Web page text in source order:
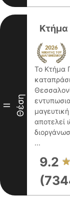
II Θέση
Κτήμα
Το Κτήμα
αποτελεί
...
9.2